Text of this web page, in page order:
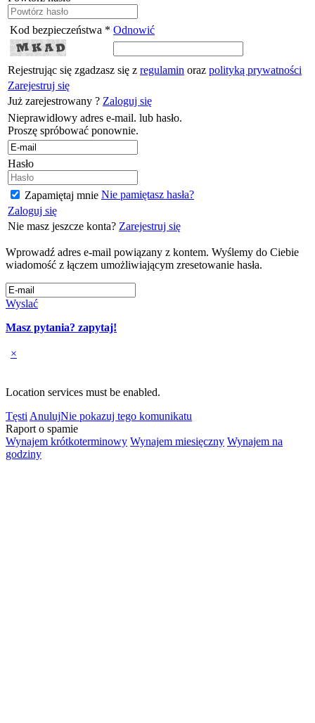
Kod bezpieczeństwa * Odnowić
Rejestrując się zgadzasz się z regulamin oraz polityką prywatności
Zarejestruj się
Już zarejestrowany ? Zaloguj się
Nieprawidłowy adres e-mail. lub hasło.
Proszę spróbować ponownie.
Hasło
Zapamiętaj mnie Nie pamiętasz hasła?
Zaloguj się
Nie masz jeszcze konta? Zarejestruj się
Wprowadź adres e-mail powiązany z kontem. Wyślemy do Ciebie
wiadomość z łączem umożliwiającym zresetowanie hasła.
Wyslać
Masz pytania? zapytaj!
×
Location services must be enabled.
Tęsti AnulujNie pokazuj tego komunikatu
Raport o spamie
Wynajem krótkoterminowy Wynajem miesięczny Wynajem na
godziny